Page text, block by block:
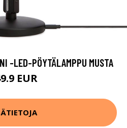
-LED-PÖYTÄLAMPPU MUSTA
EUR